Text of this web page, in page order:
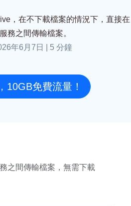
，在不下載檔案的情況下，直接在
務之間傳輸檔案。
年6月7日
5 分鐘
10GB免費流量！
之間傳輸檔案，無需下載